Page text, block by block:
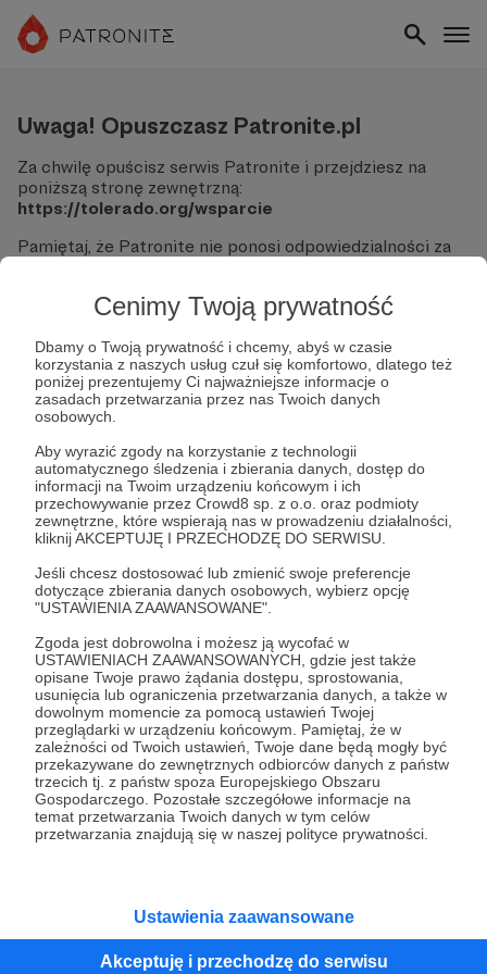
Cenimy Twoją prywatność
Dbamy o Twoją prywatność i chcemy, abyś w czasie
korzystania z naszych usług czuł się komfortowo, dlatego też
poniżej prezentujemy Ci najważniejsze informacje o
zasadach przetwarzania przez nas Twoich danych
osobowych.
Aby wyrazić zgody na korzystanie z technologii
automatycznego śledzenia i zbierania danych, dostęp do
informacji na Twoim urządzeniu końcowym i ich
przechowywanie przez Crowd8 sp. z o.o. oraz podmioty
zewnętrzne, które wspierają nas w prowadzeniu działalności,
kliknij AKCEPTUJĘ I PRZECHODZĘ DO SERWISU.
Jeśli chcesz dostosować lub zmienić swoje preferencje
dotyczące zbierania danych osobowych, wybierz opcję
"USTAWIENIA ZAAWANSOWANE".
Zgoda jest dobrowolna i możesz ją wycofać w
USTAWIENIACH ZAAWANSOWANYCH, gdzie jest także
opisane Twoje prawo żądania dostępu, sprostowania,
usunięcia lub ograniczenia przetwarzania danych, a także w
dowolnym momencie za pomocą ustawień Twojej
przeglądarki w urządzeniu końcowym. Pamiętaj, że w
zależności od Twoich ustawień, Twoje dane będą mogły być
przekazywane do zewnętrznych odbiorców danych z państw
trzecich tj. z państw spoza Europejskiego Obszaru
Gospodarczego. Pozostałe szczegółowe informacje na
temat przetwarzania Twoich danych w tym celów
przetwarzania znajdują się w naszej polityce prywatności.
Ustawienia zaawansowane
Akceptuję i przechodzę do serwisu
Uwaga! Opuszczasz Patronite.pl
Za chwilę opuścisz serwis Patronite i przejdziesz na
poniższą stronę zewnętrzną:
https://tolerado.org/wsparcie
Pamiętaj, że Patronite nie ponosi odpowiedzialności za
Nie podawaj swoich danych logowania ani informacji
finansowych na podjerzanych stronach.
Sprawdź dokładnie adres URL, zanim klikniesz przycisk
"Tak, przejdź do strony".
Jeśli masz wątpliwości, wróć do Patronite i zweryfikuj
link.
Czy na pewno chcesz kontynuować?
Tak, przejdź do strony
Kategorie
O Patronite
Dodatkowe produkty
Pomoc
RegulaminPolityka prywatnościPatronite Commons
Unia Europejska